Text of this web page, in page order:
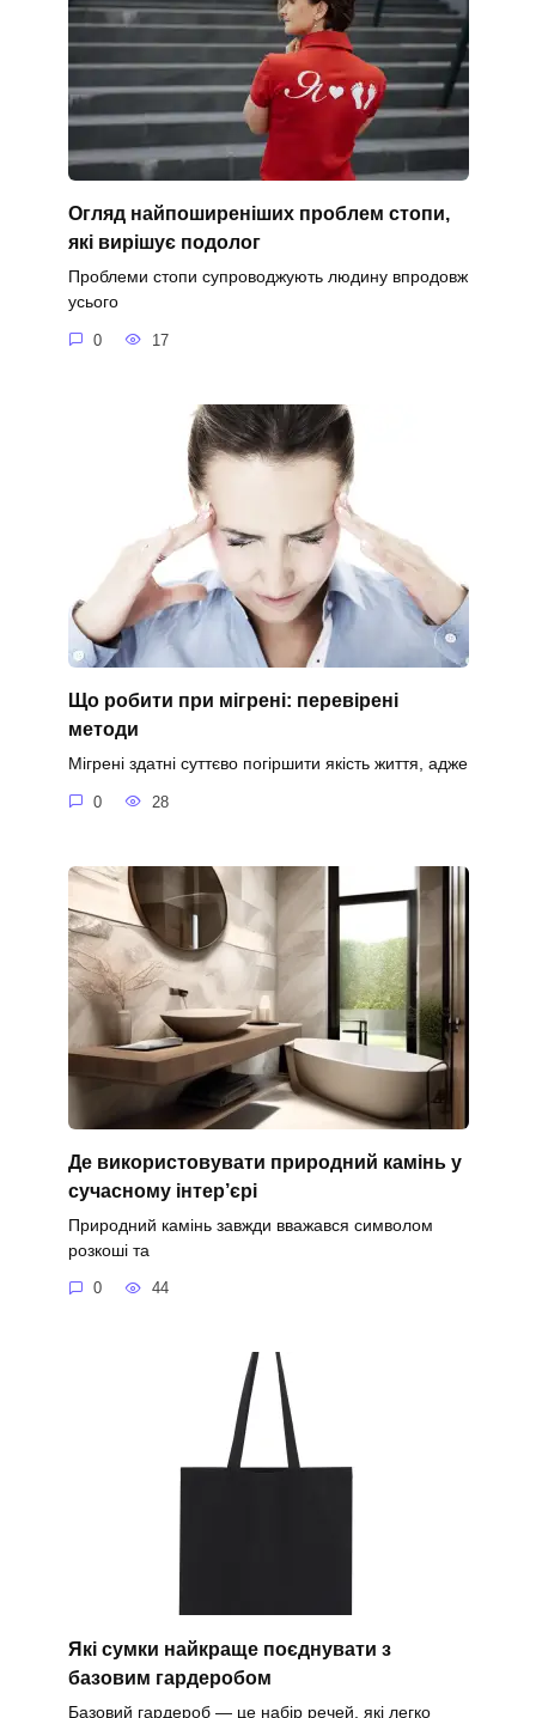
Огляд найпоширеніших проблем стопи,
які вирішує подолог
Проблеми стопи супроводжують людину впродовж
усього
0 17
Що робити при мігрені: перевірені
методи
Мігрені здатні суттєво погіршити якість життя, адже
0 28
Де використовувати природний камінь у
сучасному інтер’єрі
Природний камінь завжди вважався символом
розкоші та
0 44
Які сумки найкраще поєднувати з
базовим гардеробом
Базовий гардероб — це набір речей, які легко